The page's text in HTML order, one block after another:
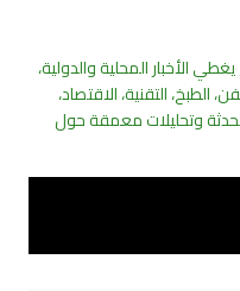
الأخبار المحلية والدولية،
التقنية، الاقتصاد،
وتحليلات معمقة حول